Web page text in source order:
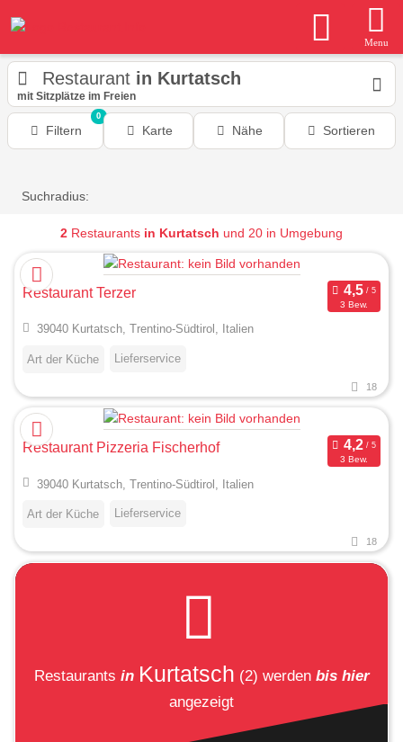
Menu
Restaurant in Kurtatsch
mit Sitzplätze im Freien
Filtern
0
Karte Nähe Sortieren
Suchradius:
2 Restaurants in Kurtatsch und 20 in Umgebung
Restaurant Terzer
3 Bew.
39040 Kurtatsch, Trentino-Südtirol, Italien
Art der Küche Lieferservice
18
Restaurant Pizzeria Fischerhof
3 Bew.
39040 Kurtatsch, Trentino-Südtirol, Italien
Art der Küche Lieferservice
18
Restaurants in Kurtatsch (2) werden bis hier
angezeigt